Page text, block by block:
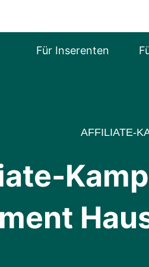
Für Inserenten
AFFILIATE-